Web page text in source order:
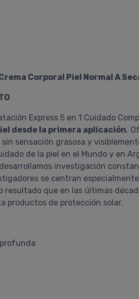
Corporal Piel Normal A
Express 5 en 1 Cuidado
desde la primera aplicación.
sensación grasosa y
de la piel en el Mundo y en
desarrollamos investigación
se centran
resultado que en las últimas
productos de protección solar.